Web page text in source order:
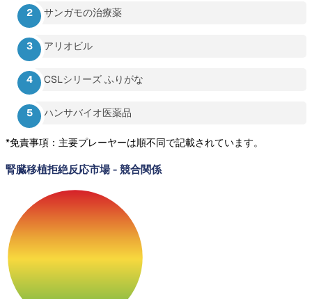
サンガモの治療薬
アリオビル
CSLシリーズ ふりがな
ハンサバイオ医薬品
*免責事項：主要プレーヤーは順不同で記載されています。
腎臓移植拒絶反応市場- 競合関係